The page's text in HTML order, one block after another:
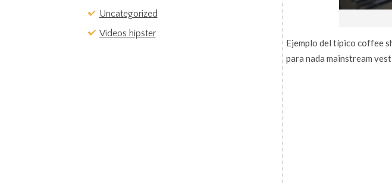
Uncategorized
Vídeos hipster
Ejemplo del típico coffee
para nada mainstream